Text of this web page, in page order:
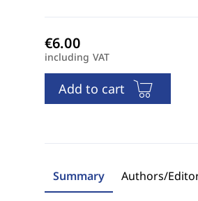
including VAT
Add to cart
Summary Authors/